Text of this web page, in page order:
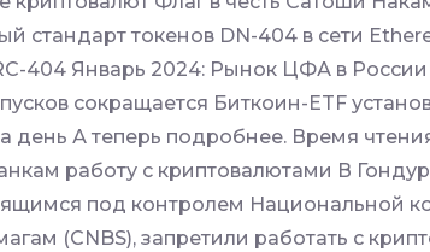
стандарт токенов DN-404 в сети
404 Январь 2024: Рынок ЦФА в России
сокращается Биткоин-ETF
день А теперь подробнее. Время
работу с криптовалютами В
под контролем Национальной
(CNBS), запретили работать с